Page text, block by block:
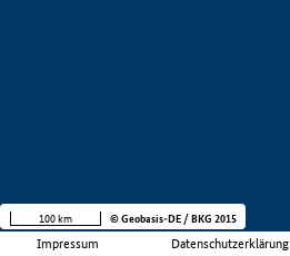
Impressum Datenschutzerklärung
100 km © Geobasis-DE / BKG 2015